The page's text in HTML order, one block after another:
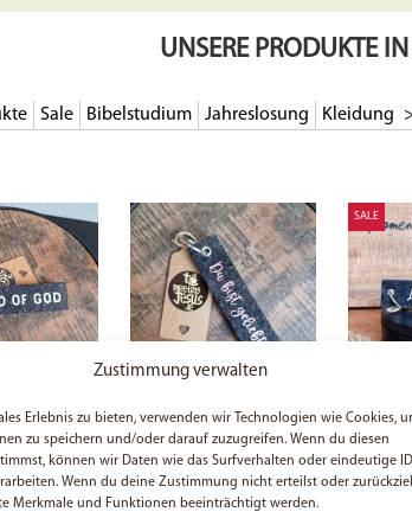
Zustimmung verwalten
Erlebnis zu bieten, verwenden wir Technologien wie Cookies,
zu speichern und/oder darauf zuzugreifen. Wenn du diesen
können wir Daten wie das Surfverhalten oder eindeutige
Wenn du deine Zustimmung nicht erteilst oder
Merkmale und Funktionen beeinträchtigt werden.
UNSERE PRODUKTE
Sale Bibelstudium Jahreslosung Kleidung
Filz-
Du bist geliebt – Filz-
Schlüsselanhänger
SALE
Liebt
Jesus |